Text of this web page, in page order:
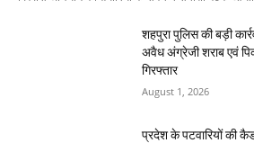
शहपुरा पुलिस की बड़ी
अवैध अंग्रेजी शराब एवं
गिरफ्तार
August 1, 2026
प्रदेश के पटवारियों की